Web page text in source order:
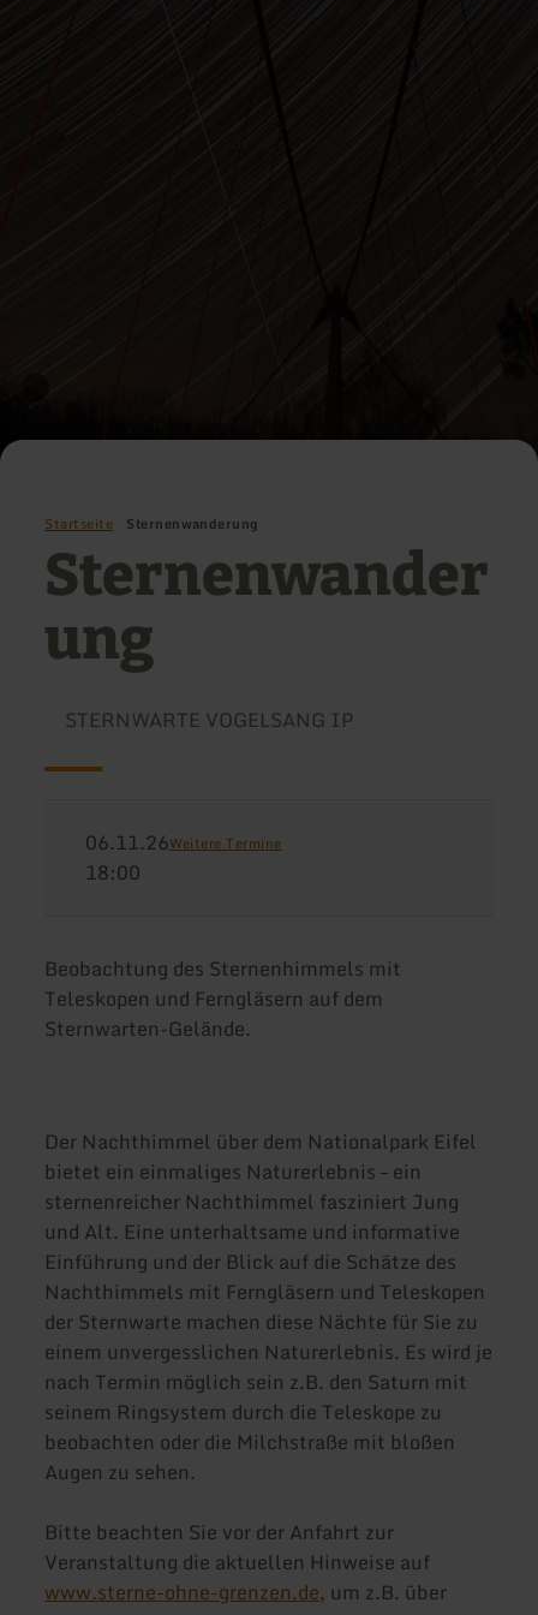
Startseite Sternenwanderung
Sternenwander
ung
STERNWARTE VOGELSANG IP
06.11.26Weitere Termine
18:00
Beobachtung des Sternenhimmels mit
Teleskopen und Ferngläsern auf dem
Sternwarten-Gelände.
Der Nachthimmel über dem Nationalpark Eifel
bietet ein einmaliges Naturerlebnis – ein
sternenreicher Nachthimmel fasziniert Jung
und Alt. Eine unterhaltsame und informative
Einführung und der Blick auf die Schätze des
Nachthimmels mit Ferngläsern und Teleskopen
der Sternwarte machen diese Nächte für Sie zu
einem unvergesslichen Naturerlebnis. Es wird je
nach Termin möglich sein z.B. den Saturn mit
seinem Ringsystem durch die Teleskope zu
beobachten oder die Milchstraße mit bloßen
Augen zu sehen.
Bitte beachten Sie vor der Anfahrt zur
Veranstaltung die aktuellen Hinweise auf
www.sterne-ohne-grenzen.de, um z.B. über